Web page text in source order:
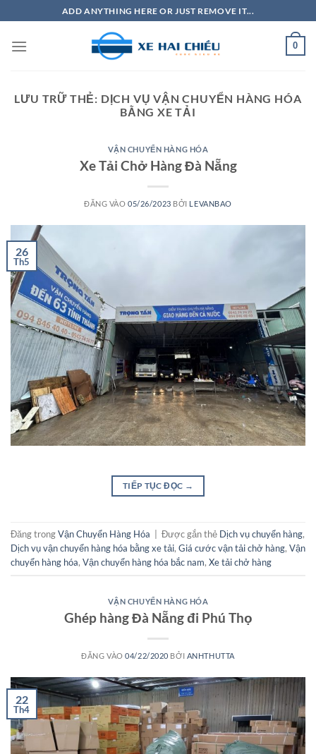
qua
nội
ADD ANYTHING HERE OR JUST REMOVE IT...
0
LƯU TRỮ THẺ: DỊCH VỤ VẬN CHUYỂN HÀNG HÓA
BẰNG XE TẢI
VẬN CHUYỂN HÀNG HÓA
Xe Tải Chở Hàng Đà Nẵng
ĐĂNG VÀO05/26/2023 BỞI LEVANBAO
26
Th5
TIẾP TỤC ĐỌC →
Đăng trongVận Chuyển Hàng Hóa Được gắn thẻ Dịch vụ chuyển hàng,
Dịch vụ vận chuyển hàng hóa bằng xe tải, Giá cước vận tải chở hàng, Vận
chuyển hàng hóa, Vận chuyển hàng hóa bắc nam, Xe tải chở hàng
VẬN CHUYỂN HÀNG HÓA
Ghép hàng Đà Nẵng đi Phú Thọ
ĐĂNG VÀO04/22/2020 BỞI ANHTHUTTA
22
Th4